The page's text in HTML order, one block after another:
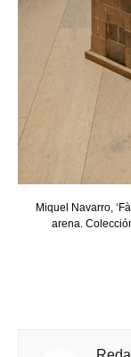
Miquel Navarro,
arena.